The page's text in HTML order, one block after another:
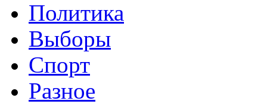
Политика
Выборы
Спорт
Разное